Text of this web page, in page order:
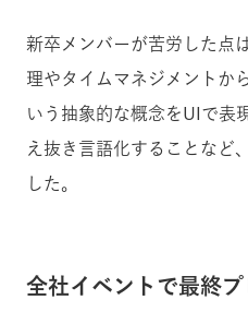
新卒メンバーが苦労した点
理やタイムマネジメントか
いう抽象的な概念をUIで表
え抜き言語化することなど
した。
全社イベントで最終プ